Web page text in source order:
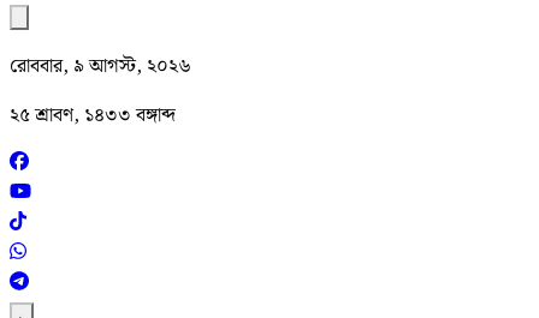
রোববার, ৯ আগস্ট, ২০২৬
২৫ শ্রাবণ, ১৪৩৩ বঙ্গাব্দ